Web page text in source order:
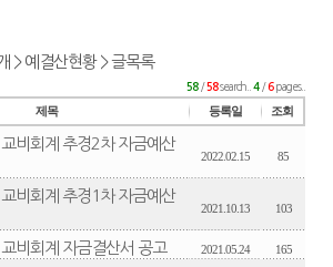
> 예결산현황 > 글목록
58/58search..4/6pages..
제목 등록일 조회
비회계 추경2차 자금예산
2022.02.15 85
비회계 추경1차 자금예산
2021.10.13 103
비회계 자금결산서 공고 2021.05.24 165